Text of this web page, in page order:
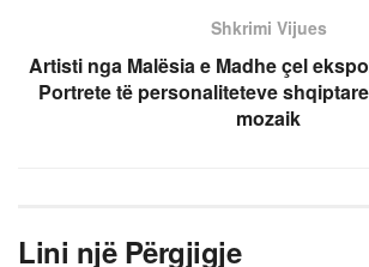
Shkrimi Vijues
Artisti nga Malësia e Madhe çel
Portrete të personaliteteve
mozaik
Lini një Përgjigje